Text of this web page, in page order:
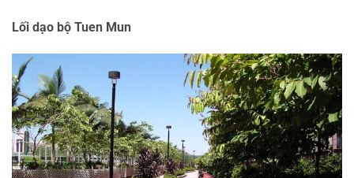
Lối dạo bộ Tuen Mun